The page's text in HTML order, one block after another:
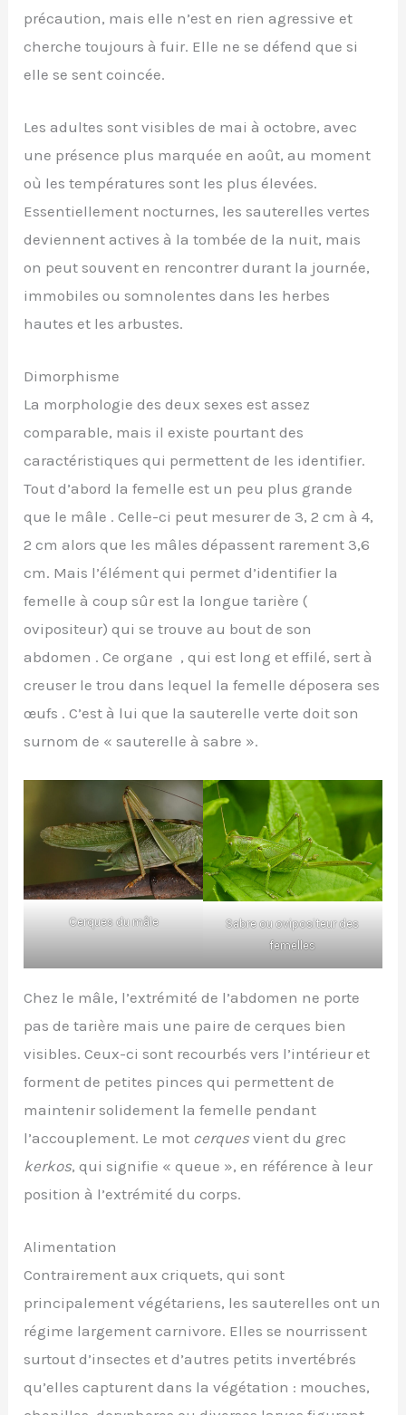
précaution, mais elle n’est en rien agressive et
cherche toujours à fuir. Elle ne se défend que si
elle se sent coincée.
Les adultes sont visibles de mai à octobre, avec
une présence plus marquée en août, au moment
où les températures sont les plus élevées.
Essentiellement nocturnes, les sauterelles vertes
deviennent actives à la tombée de la nuit, mais
on peut souvent en rencontrer durant la journée,
immobiles ou somnolentes dans les herbes
hautes et les arbustes.
Dimorphisme
La morphologie des deux sexes est assez
comparable, mais il existe pourtant des
caractéristiques qui permettent de les identifier.
Tout d’abord la femelle est un peu plus grande
que le mâle . Celle-ci peut mesurer de 3, 2 cm à 4,
2 cm alors que les mâles dépassent rarement 3,6
cm. Mais l’élément qui permet d’identifier la
femelle à coup sûr est la longue tarière (
ovipositeur) qui se trouve au bout de son
abdomen . Ce organe , qui est long et effilé, sert à
creuser le trou dans lequel la femelle déposera ses
œufs . C’est à lui que la sauterelle verte doit son
surnom de « sauterelle à sabre ».
Cerques du mâle
Sabre ou ovipositeur des
femelles
Chez le mâle, l’extrémité de l’abdomen ne porte
pas de tarière mais une paire de cerques bien
visibles. Ceux-ci sont recourbés vers l’intérieur et
forment de petites pinces qui permettent de
maintenir solidement la femelle pendant
l’accouplement. Le mot cerques vient du grec
kerkos, qui signifie « queue », en référence à leur
position à l’extrémité du corps.
Alimentation
Contrairement aux criquets, qui sont
principalement végétariens, les sauterelles ont un
régime largement carnivore. Elles se nourrissent
surtout d’insectes et d’autres petits invertébrés
qu’elles capturent dans la végétation : mouches,